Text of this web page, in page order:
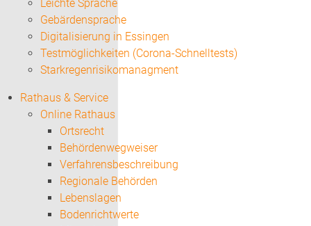
Leichte Sprache
Gebärdensprache
Digitalisierung in Essingen
Testmöglichkeiten (Corona-Schnelltests)
Starkregenrisikomanagment
Rathaus & Service
Online Rathaus
Ortsrecht
Behördenwegweiser
Verfahrensbeschreibung
Regionale Behörden
Lebenslagen
Bodenrichtwerte